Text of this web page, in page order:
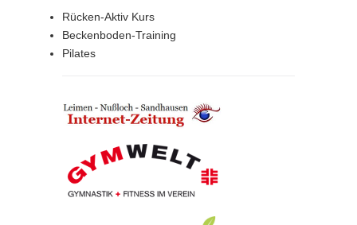
Rücken-Aktiv Kurs
Beckenboden-Training
Pilates